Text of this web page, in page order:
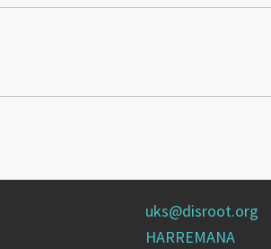
uks@disroot.org
HARREMANA